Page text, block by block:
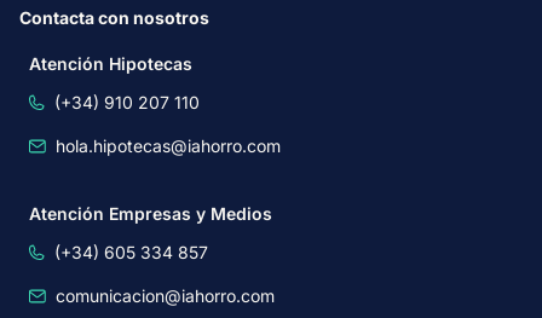
Contacta con nosotros
Atención Hipotecas
(+34) 910 207 110
hola.hipotecas@iahorro.com
Atención Empresas y Medios
(+34) 605 334 857
comunicacion@iahorro.com